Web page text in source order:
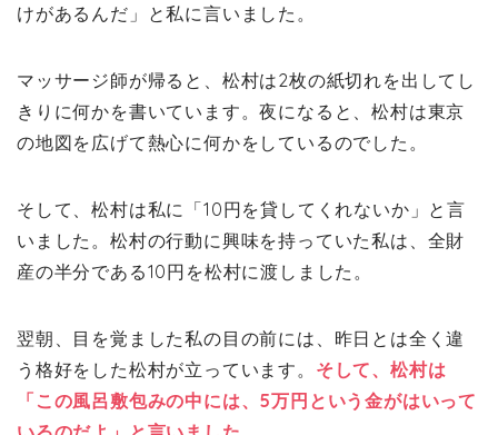
けがあるんだ」と私に言いました。
マッサージ師が帰ると、松村は2枚の紙切れを出してし
きりに何かを書いています。夜になると、松村は東京
の地図を広げて熱心に何かをしているのでした。
そして、松村は私に「10円を貸してくれないか」と言
いました。松村の行動に興味を持っていた私は、全財
産の半分である10円を松村に渡しました。
翌朝、目を覚ました私の目の前には、昨日とは全く違
う格好をした松村が立っています。 そして、松村は
「この風呂敷包みの中には、5万円という金がはいって